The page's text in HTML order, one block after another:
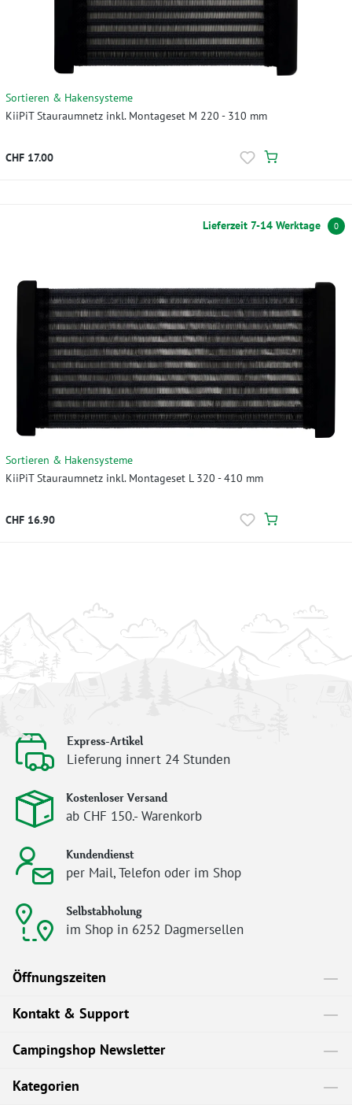
Sortieren & Hakensysteme
KiiPiT Stauraumnetz inkl. Montageset M 220 - 310 mm
CHF 17.00
Lieferzeit 7-14 Werktage 0
Sortieren & Hakensysteme
KiiPiT Stauraumnetz inkl. Montageset L 320 - 410 mm
CHF 16.90
Express-Artikel
Lieferung innert 24 Stunden
Kostenloser Versand
ab CHF 150.- Warenkorb
Kundendienst
per Mail, Telefon oder im Shop
Selbstabholung
im Shop in 6252 Dagmersellen
Öffnungszeiten
Kontakt & Support
Campingshop Newsletter
Kategorien